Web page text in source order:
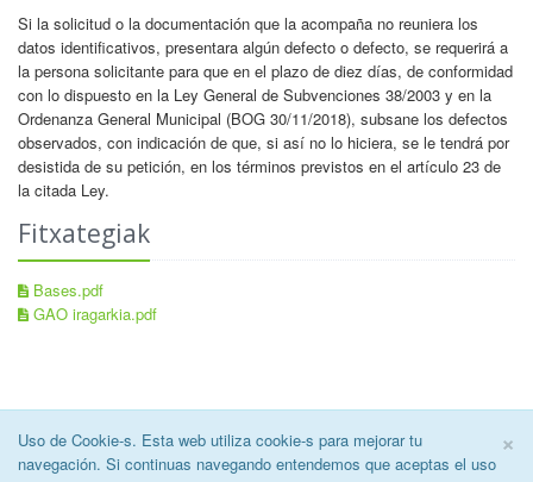
×
Uso de Cookie-s. Esta web utiliza cookie-s para mejorar tu
navegación. Si continuas navegando entendemos que aceptas el uso
Si la solicitud o la documentación que la acompaña no reuniera los
datos identificativos, presentara algún defecto o defecto, se requerirá a
la persona solicitante para que en el plazo de diez días, de conformidad
con lo dispuesto en la Ley General de Subvenciones 38/2003 y en la
Ordenanza General Municipal (BOG 30/11/2018), subsane los defectos
observados, con indicación de que, si así no lo hiciera, se le tendrá por
desistida de su petición, en los términos previstos en el artículo 23 de
la citada Ley.
Fitxategiak
Bases.pdf
GAO iragarkia.pdf
2026 © Oiartzungo Udala. Lege Oharra | Erabilerreztasuna
buruzko oharra | Datuen Babeserako politika